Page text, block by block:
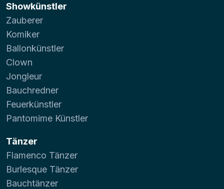
Showkünstler
Zauberer
Komiker
Ballonkünstler
Clown
Jongleur
Bauchredner
Feuerkünstler
Pantomime Künstler
Tänzer
Flamenco Tänzer
Burlesque Tänzer
Bauchtänzer